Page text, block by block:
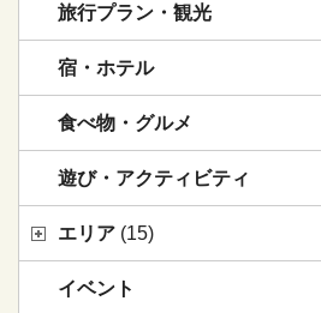
旅行プラン・観光
宿・ホテル
食べ物・グルメ
遊び・アクティビティ
エリア (15)
イベント